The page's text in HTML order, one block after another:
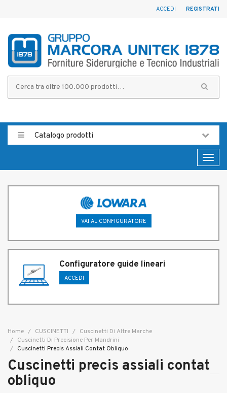
REGISTRATI
ACCEDI
Catalogo prodotti
VAI AL CONFIGURATORE
Configuratore guide lineari
ACCEDI
Home CUSCINETTI
Cuscinetti Di Altre Marche
Cuscinetti Di Precisione Per Mandrini
Cuscinetti Precis Assiali Contat Obliquo
Cuscinetti precis assiali contat
obliquo